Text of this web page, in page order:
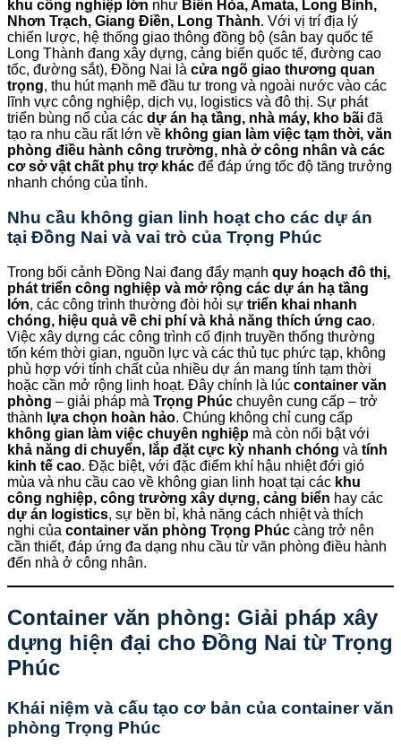
khu công nghiệp lớn như Biên Hòa, Amata, Long Bình,
Nhơn Trạch, Giang Điền, Long Thành. Với vị trí địa lý
chiến lược, hệ thống giao thông đồng bộ (sân bay quốc tế
Long Thành đang xây dựng, cảng biển quốc tế, đường cao
tốc, đường sắt), Đồng Nai là cửa ngõ giao thương quan
trọng, thu hút mạnh mẽ đầu tư trong và ngoài nước vào các
lĩnh vực công nghiệp, dịch vụ, logistics và đô thị. Sự phát
triển bùng nổ của các dự án hạ tầng, nhà máy, kho bãi đã
tạo ra nhu cầu rất lớn về không gian làm việc tạm thời, văn
phòng điều hành công trường, nhà ở công nhân và các
cơ sở vật chất phụ trợ khác để đáp ứng tốc độ tăng trưởng
nhanh chóng của tỉnh.
Nhu cầu không gian linh hoạt cho các dự án
tại Đồng Nai và vai trò của Trọng Phúc
Trong bối cảnh Đồng Nai đang đẩy mạnh quy hoạch đô thị,
phát triển công nghiệp và mở rộng các dự án hạ tầng
lớn, các công trình thường đòi hỏi sự triển khai nhanh
chóng, hiệu quả về chi phí và khả năng thích ứng cao.
Việc xây dựng các công trình cố định truyền thống thường
tốn kém thời gian, nguồn lực và các thủ tục phức tạp, không
phù hợp với tính chất của nhiều dự án mang tính tạm thời
hoặc cần mở rộng linh hoạt. Đây chính là lúc container văn
phòng – giải pháp mà Trọng Phúc chuyên cung cấp – trở
thành lựa chọn hoàn hảo. Chúng không chỉ cung cấp
không gian làm việc chuyên nghiệp mà còn nổi bật với
khả năng di chuyển, lắp đặt cực kỳ nhanh chóng và tính
kinh tế cao. Đặc biệt, với đặc điểm khí hậu nhiệt đới gió
mùa và nhu cầu cao về không gian linh hoạt tại các khu
công nghiệp, công trường xây dựng, cảng biển hay các
dự án logistics, sự bền bỉ, khả năng cách nhiệt và thích
nghi của container văn phòng Trọng Phúc càng trở nên
cần thiết, đáp ứng đa dạng nhu cầu từ văn phòng điều hành
đến nhà ở công nhân.
Container văn phòng: Giải pháp xây
dựng hiện đại cho Đồng Nai từ Trọng
Phúc
Khái niệm và cấu tạo cơ bản của container văn
phòng Trọng Phúc